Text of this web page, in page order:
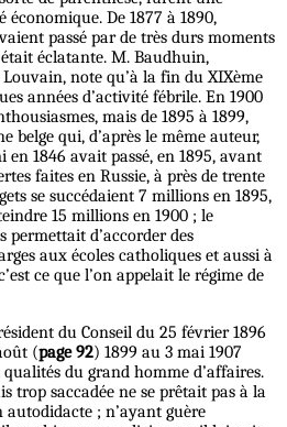
De 1877 à 1890,
passé par de très durs moments
éclatante. M. Baudhuin,
note qu’à la fin du XIXème
années d’activité fébrile. En 1900
mais de 1895 à 1899,
belge qui, d’après le même auteur,
1846 avait passé, en 1895, avant
faites en Russie, à près de trente
se succédaient 7 millions en 1895,
15 millions en 1900 ; le
permettait d’accorder des
aux écoles catholiques et aussi à
ce que l’on appelait le régime de
du Conseil du 25 février 1896
(page 92) 1899 au 3 mai 1907
du grand homme d’affaires.
trop saccadée ne se prêtait pas à la
autodidacte ; n’ayant guère